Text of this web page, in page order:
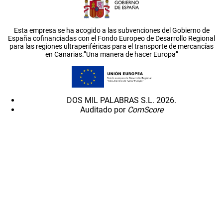
Esta empresa se ha acogido a las subvenciones del Gobierno de
España cofinanciadas con el Fondo Europeo de Desarrollo Regional
para las regiones ultraperiféricas para el transporte de mercancías
en Canarias.”Una manera de hacer Europa”
DOS MIL PALABRAS S.L. 2026.
Auditado por ComScore